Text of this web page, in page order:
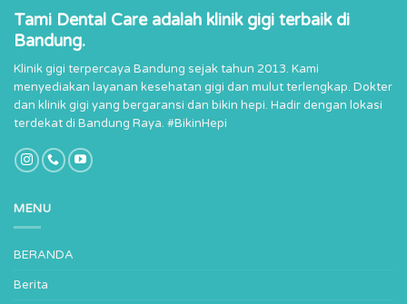
Tami Dental Care adalah klinik gigi terbaik di
Bandung.
Klinik gigi terpercaya Bandung sejak tahun 2013. Kami
menyediakan layanan kesehatan gigi dan mulut terlengkap. Dokter
dan klinik gigi yang bergaransi dan bikin hepi. Hadir dengan lokasi
terdekat di Bandung Raya. #BikinHepi
MENU
BERANDA
Berita